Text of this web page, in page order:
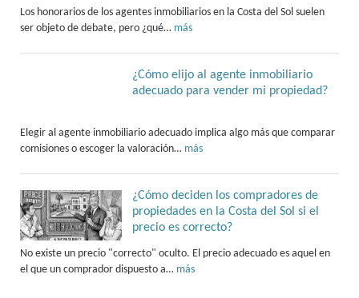
Los honorarios de los agentes inmobiliarios en la Costa del Sol suelen
ser objeto de debate, pero ¿qué… más
¿Cómo elijo al agente inmobiliario
adecuado para vender mi propiedad?
Elegir al agente inmobiliario adecuado implica algo más que comparar
comisiones o escoger la valoración… más
¿Cómo deciden los compradores de
propiedades en la Costa del Sol si el
precio es correcto?
No existe un precio "correcto" oculto. El precio adecuado es aquel en
el que un comprador dispuesto a… más